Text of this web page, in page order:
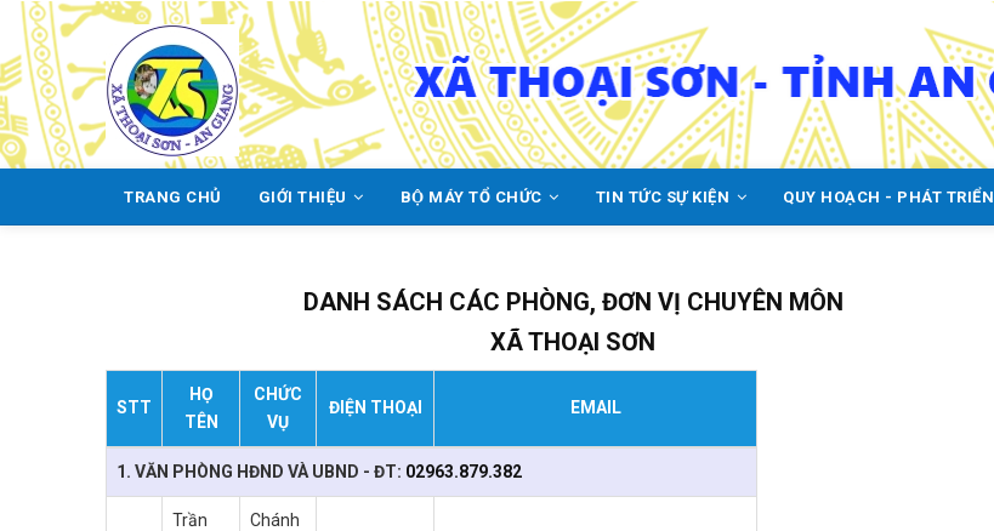
Skip
main
content
MAIN
TRANG CHỦ GIỚI THIỆU BỘ MÁY TỔ CHỨC TIN TỨC SỰ KIỆN QUY HOẠCH - PHÁT TRIỂN
DANH SÁCH CÁC PHÒNG, ĐƠN VỊ CHUYÊN MÔN
XÃ THOẠI SƠN
STT
HỌ
TÊN
CHỨC
VỤ
ĐIỆN THOẠI EMAIL
1. VĂN PHÒNG HĐND VÀ UBND - ĐT: 02963.879.382
Trần
Chánh